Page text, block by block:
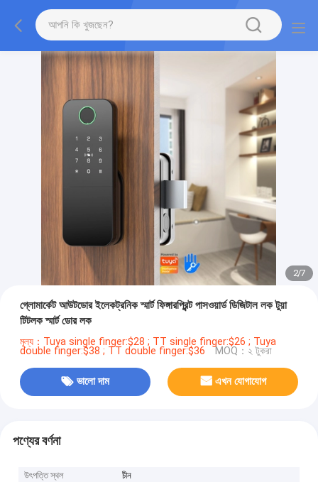
2/7
গ্লোমার্কেট আউটডোর ইলেকট্রনিক স্মার্ট ফিঙ্গারপ্রিন্ট পাসওয়ার্ড ডিজিটাল লক টুয়া
টিটলক স্মার্ট ডোর লক
মূল্য：Tuya single finger:$28 ; TT single finger:$26 ; Tuya
double finger:$38 ; TT double finger:$36 MOQ：২ টুকরা
ভালো দাম এখন যোগাযোগ
পণ্যের বর্ণনা
উৎপত্তি স্থল
চীন